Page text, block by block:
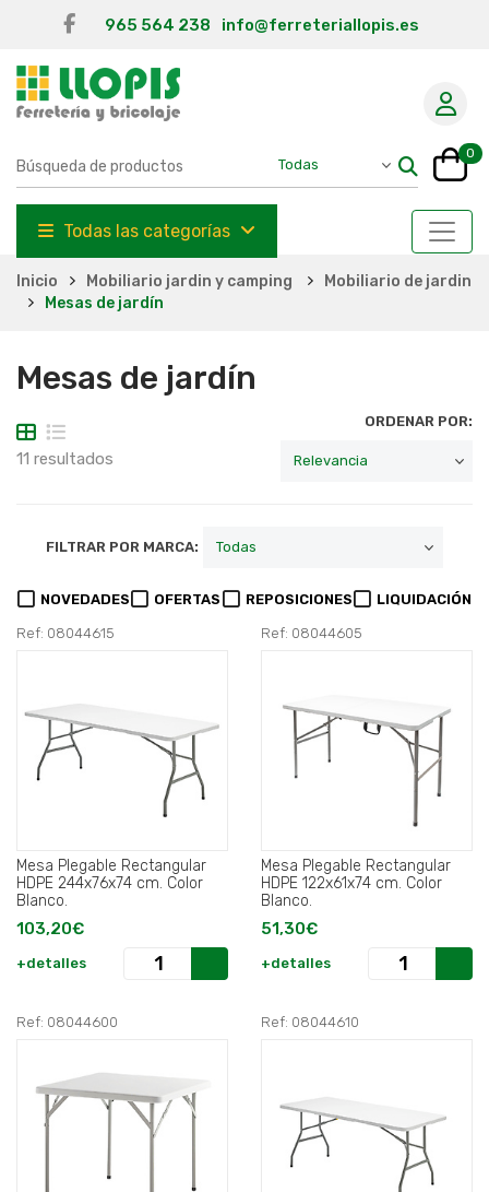
965 564 238 info@ferreteriallopis.es
0
Todas las categorías
Inicio Mobiliario jardin y camping
Mobiliario de jardin
Mesas de jardín
Mesas de jardín
11 resultados
ORDENAR POR:
FILTRAR POR MARCA:
NOVEDADES OFERTAS REPOSICIONES LIQUIDACIÓN
Ref: 08044615
Mesa Plegable Rectangular
HDPE 244x76x74 cm. Color
Blanco.
103,20€
+detalles
Ref: 08044605
Mesa Plegable Rectangular
HDPE 122x61x74 cm. Color
Blanco.
51,30€
+detalles
Ref: 08044600 Ref: 08044610